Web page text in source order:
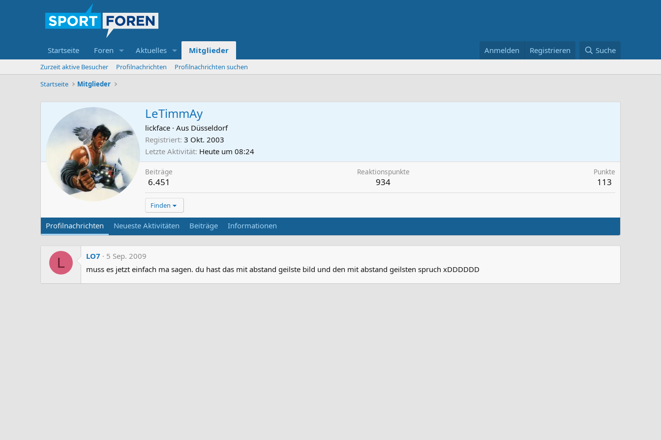
Startseite Foren Aktuelles Mitglieder Anmelden Registrieren Suche
Zurzeit aktive Besucher Profilnachrichten
Profilnachrichten suchen
Startseite
Mitglieder
LeTimmAy
lickface · Aus Düsseldorf
Registriert 3 Okt. 2003
Letzte Aktivität Heute um 08:24
Beiträge
6.451
Reaktionspunkte
934
Punkte
113
Finden
Profilnachrichten Neueste Aktivitäten Beiträge Informationen
L LO7
5 Sep. 2009
muss es jetzt einfach ma sagen. du hast das mit abstand geilste bild und den mit abstand geilsten spruch xDDDDDD